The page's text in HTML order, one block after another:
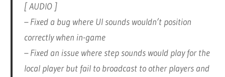
[ AUDIO ]
– Fixed a bug where UI sounds wouldn’t position
correctly when in-game
– Fixed an issue where step sounds would play for the
local player but fail to broadcast to other players and